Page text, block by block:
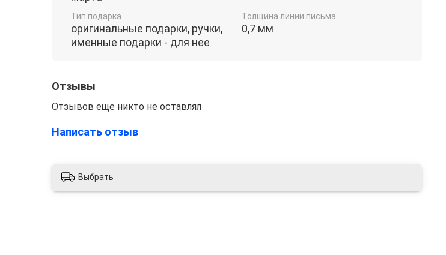
Тип подарка
оригинальные подарки, ручки,
именные подарки - для нее
Толщина линии письма
0,7 мм
Отзывы
Отзывов еще никто не оставлял
Написать отзыв
Выбрать